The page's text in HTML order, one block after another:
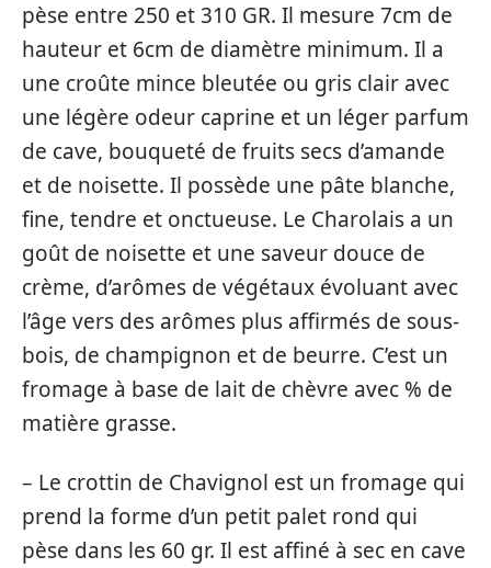
pèse entre 250 et 310 GR. Il mesure 7cm de
hauteur et 6cm de diamètre minimum. Il a
une croûte mince bleutée ou gris clair avec
une légère odeur caprine et un léger parfum
de cave, bouqueté de fruits secs d’amande
et de noisette. Il possède une pâte blanche,
fine, tendre et onctueuse. Le Charolais a un
goût de noisette et une saveur douce de
crème, d’arômes de végétaux évoluant avec
l’âge vers des arômes plus affirmés de sous-
bois, de champignon et de beurre. C’est un
fromage à base de lait de chèvre avec % de
matière grasse.
– Le crottin de Chavignol est un fromage qui
prend la forme d’un petit palet rond qui
pèse dans les 60 gr. Il est affiné à sec en cave